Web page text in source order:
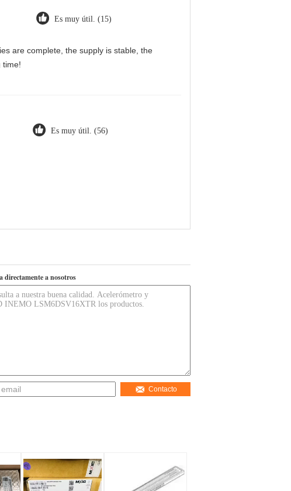
Es muy útil. (15)
are complete, the supply is stable, the
time!
Es muy útil. (56)
directamente a nosotros
Contacto